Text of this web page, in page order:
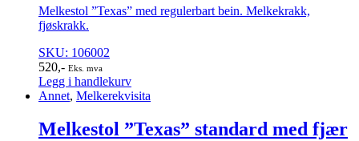
Melkestol ”Texas” med regulerbart bein. Melkekrakk,
fjøskrakk.
SKU: 106002
520,- Eks. mva
Legg i handlekurv
Annet, Melkerekvisita
Melkestol ”Texas” standard med fjær